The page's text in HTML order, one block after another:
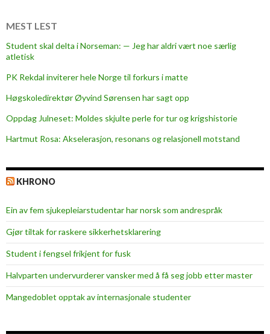
MEST LEST
Student skal delta i Norseman: — Jeg har aldri vært noe særlig
atletisk
PK Rekdal inviterer hele Norge til forkurs i matte
Høgskoledirektør Øyvind Sørensen har sagt opp
Oppdag Julneset: Moldes skjulte perle for tur og krigshistorie
Hartmut Rosa: Akselerasjon, resonans og relasjonell motstand
KHRONO
Ein av fem sjukepleiar­studentar har norsk som andrespråk
Gjør tiltak for raskere sikkerhets­klarering
Student i fengsel frikjent for fusk
Halvparten undervurderer vansker med å få seg jobb etter master
Mangedoblet opptak av internasjonale studenter